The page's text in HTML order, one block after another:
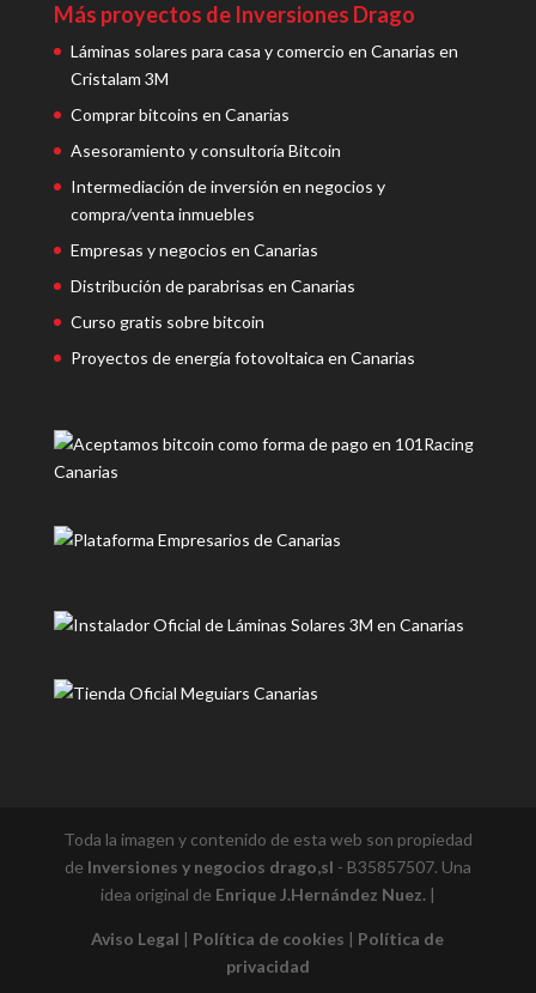
Más proyectos de Inversiones Drago
Láminas solares para casa y comercio en Canarias en
Cristalam 3M
Comprar bitcoins en Canarias
Asesoramiento y consultoría Bitcoin
Intermediación de inversión en negocios y
compra/venta inmuebles
Empresas y negocios en Canarias
Distribución de parabrisas en Canarias
Curso gratis sobre bitcoin
Proyectos de energía fotovoltaica en Canarias
Toda la imagen y contenido de esta web son propiedad
de Inversiones y negocios drago,sl - B35857507. Una
idea original de Enrique J.Hernández Nuez.|
Aviso Legal | Política de cookies | Política de
privacidad